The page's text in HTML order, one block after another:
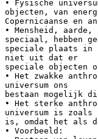
• Fysische
objecten, van
Copernicaanse en
• Mensheid,
speciaal, hebben
speciale plaats
niet uit dat er
speciale objecten
• Het zwakke
universum ons
bestaan mogelijk
• Het sterke
universum is zoals
is, omdat het als
• Voorbeeld: